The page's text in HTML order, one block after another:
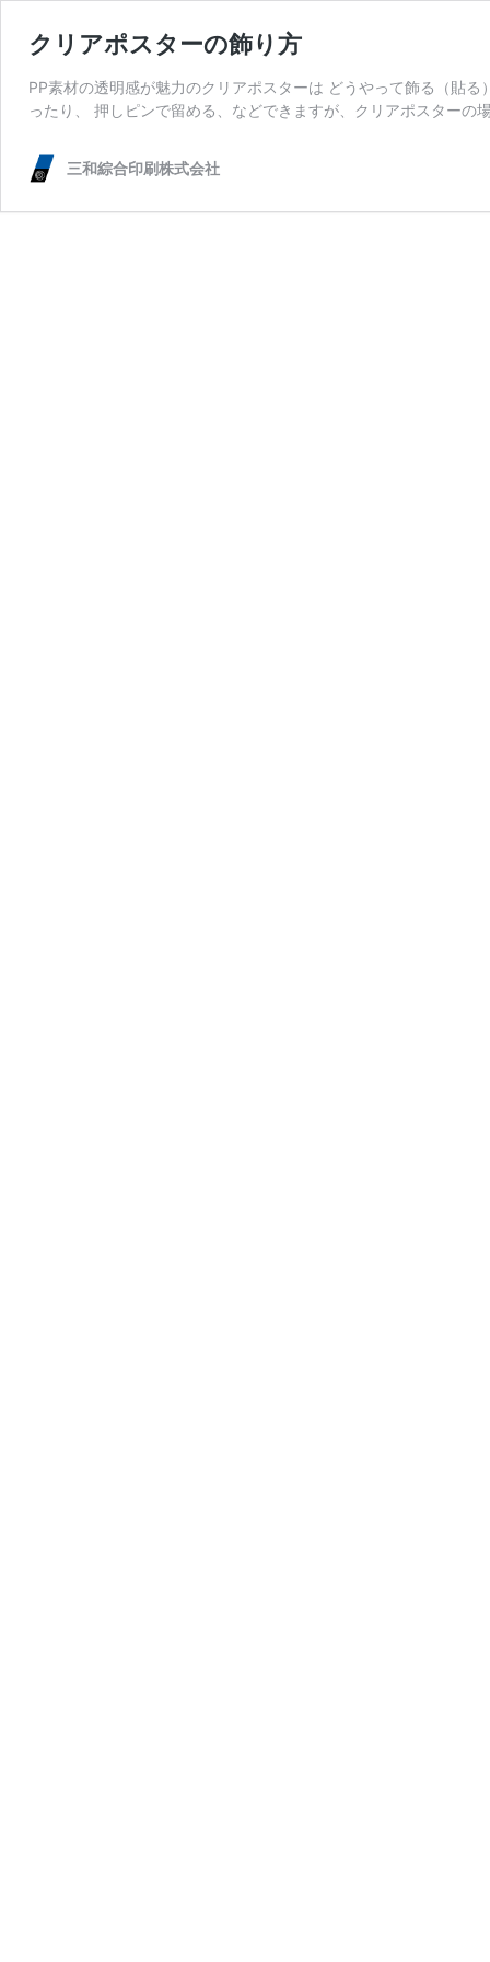
クリアポスターの飾り方
PP素材の透明感が魅力のクリアポスターは どうやって飾る（貼
ったり、 押しピンで留める、などできますが、クリアポスター
三和綜合印刷株式会社